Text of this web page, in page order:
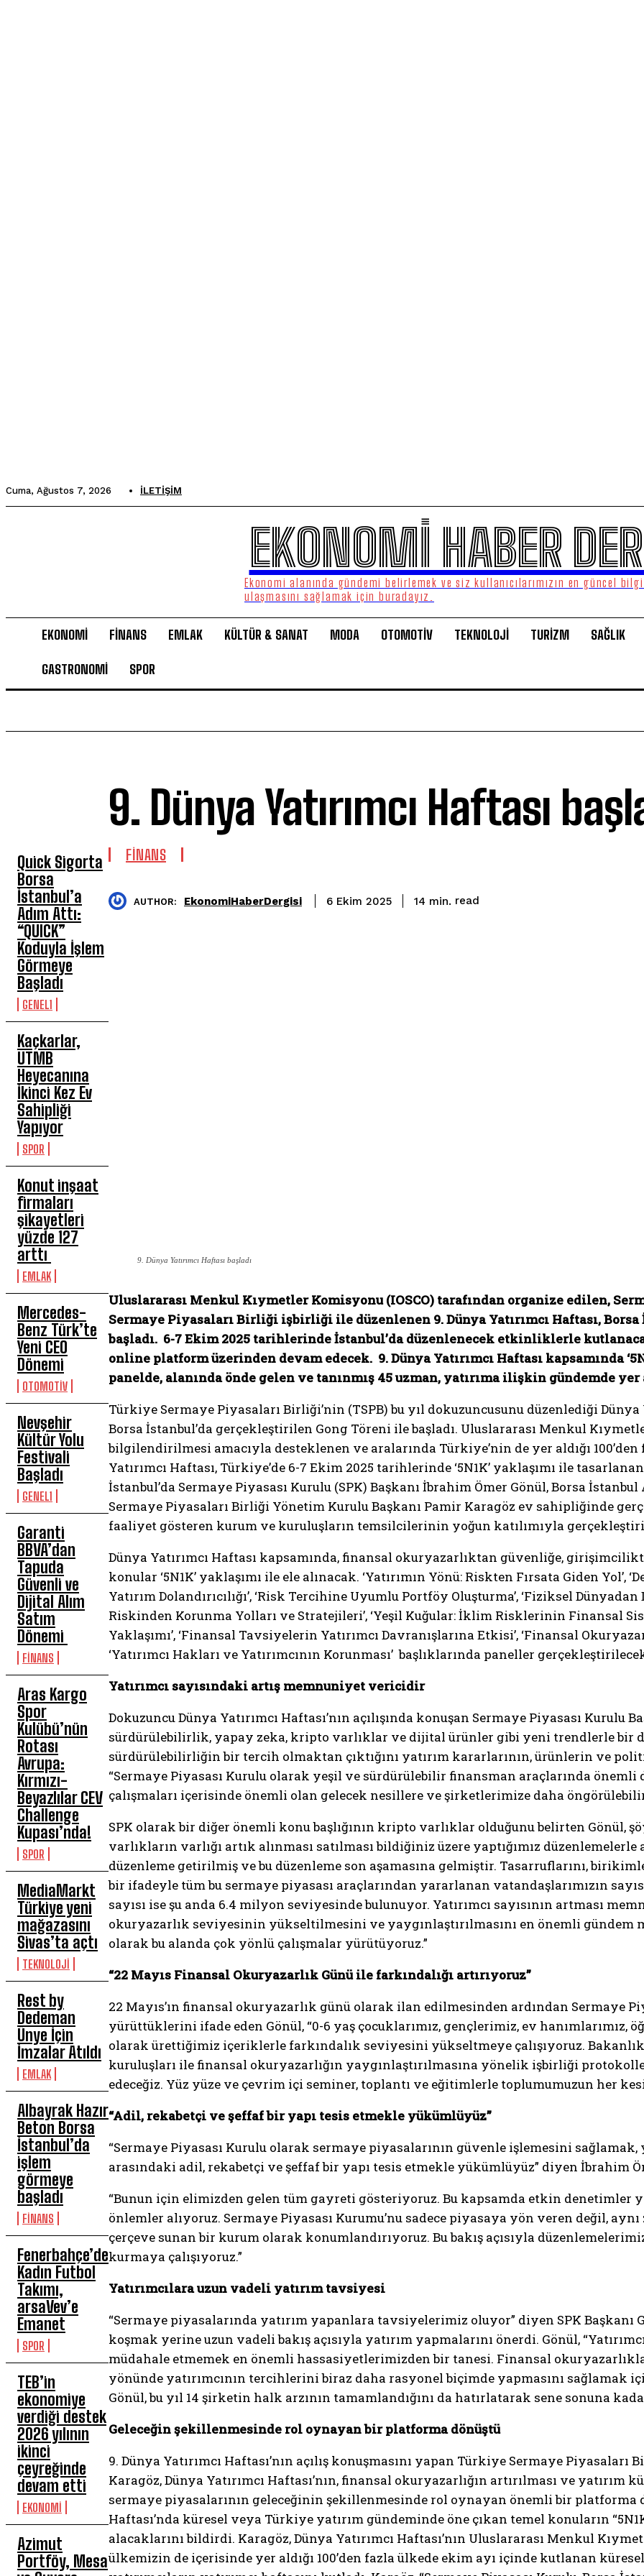
Cuma, Ağustos 7, 2026 İLETIŞIM
EKONOMİ HABER
Ekonomi alanında gündemi belirlemek ve siz kullanıcılarımızın en güncel
ulaşmasını sağlamak için buradayız.
EKONOMİ FİNANS EMLAK KÜLTÜR & SANAT MODA OTOMOTİV TEKNOLOJİ TURİZM SAĞLIK
GASTRONOMİ SPOR
Quick Sigorta
Borsa
İstanbul’a
Adım Attı:
“QUICK”
Koduyla İşlem
Görmeye
Başladı
GENEL1
Kaçkarlar,
UTMB
Heyecanına
İkinci Kez Ev
Sahipliği
Yapıyor
SPOR
Konut inşaat
firmaları
şikayetleri
yüzde 127
arttı
EMLAK
Mercedes-
Benz Türk’te
Yeni CEO
Dönemi
OTOMOTİV
Nevşehir
Kültür Yolu
Festivali
Başladı
GENEL1
Garanti
BBVA’dan
Tapuda
Güvenli ve
Dijital Alım
Satım
Dönemi
FİNANS
Aras Kargo
Spor
Kulübü’nün
Rotası
Avrupa:
Kırmızı-
Beyazlılar CEV
Challenge
Kupası’nda!
SPOR
MediaMarkt
Türkiye yeni
mağazasını
Sivas’ta açtı
TEKNOLOJİ
Rest by
Dedeman
Ünye İçin
İmzalar Atıldı
EMLAK
Albayrak Hazır
Beton Borsa
İstanbul’da
işlem
görmeye
başladı
FİNANS
Fenerbahçe’de
Kadın Futbol
Takımı,
arsaVev’e
Emanet
SPOR
TEB’in
ekonomiye
verdiği destek
2026 yılının
ikinci
çeyreğinde
devam etti
EKONOMİ
Azimut
Portföy, Mesa
9. Dünya Yatırımcı Haftası
FİNANS
AUTHOR: EkonomiHaberDergisi 6 Ekim 2025 14 min. read
9. Dünya Yatırımcı Haftası başladı
Uluslararası Menkul Kıymetler Komisyonu (IOSCO) tarafından organize edilen,
Sermaye Piyasaları Birliği işbirliği ile düzenlenen 9. Dünya Yatırımcı Haftası,
başladı. 6-7 Ekim 2025 tarihlerinde İstanbul’da düzenlenecek etkinliklerle kutlanacak
online platform üzerinden devam edecek. 9. Dünya Yatırımcı Haftası kapsamında
panelde, alanında önde gelen ve tanınmış 45 uzman, yatırıma ilişkin gündemde
Türkiye Sermaye Piyasaları Birliği’nin (TSPB) bu yıl dokuzuncusunu düzenlediği
Borsa İstanbul’da gerçekleştirilen Gong Töreni ile başladı. Uluslararası Menkul
bilgilendirilmesi amacıyla desteklenen ve aralarında Türkiye’nin de yer aldığı
Yatırımcı Haftası, Türkiye’de 6-7 Ekim 2025 tarihlerinde ‘5N1K’ yaklaşımı ile
İstanbul’da Sermaye Piyasası Kurulu (SPK) Başkanı İbrahim Ömer Gönül, Borsa
Sermaye Piyasaları Birliği Yönetim Kurulu Başkanı Pamir Karagöz ev sahipliğinde
faaliyet gösteren kurum ve kuruluşların temsilcilerinin yoğun katılımıyla
Dünya Yatırımcı Haftası kapsamında, finansal okuryazarlıktan güvenliğe,
konular ‘5N1K’ yaklaşımı ile ele alınacak. ‘Yatırımın Yönü: Riskten Fırsata Giden Yol’,
Yatırım Dolandırıcılığı’, ‘Risk Tercihine Uyumlu Portföy Oluşturma’, ‘Fiziksel
Riskinden Korunma Yolları ve Stratejileri’, ‘Yeşil Kuğular: İklim Risklerinin Finansal
Yaklaşımı’, ‘Finansal Tavsiyelerin Yatırımcı Davranışlarına Etkisi’, ‘Finansal
‘Yatırımcı Hakları ve Yatırımcının Korunması’ başlıklarında paneller
Yatırımcı sayısındaki artış memnuniyet vericidir
Dokuzuncu Dünya Yatırımcı Haftası’nın açılışında konuşan Sermaye Piyasası
sürdürülebilirlik, yapay zeka, kripto varlıklar ve dijital ürünler gibi yeni trendlerle bir
sürdürülebilirliğin bir tercih olmaktan çıktığını yatırım kararlarının, ürünlerin ve
“Sermaye Piyasası Kurulu olarak yeşil ve sürdürülebilir finansman araçlarında
çalışmaları içerisinde önemli olan gelecek nesillere ve şirketlerimize daha
SPK olarak bir diğer önemli konu başlığının kripto varlıklar olduğunu belirten Gönül,
varlıkların varlığı artık alınması satılması bildiğiniz üzere yaptığımız
düzenleme getirilmiş ve bu düzenleme son aşamasına gelmiştir. Tasarruflarını,
bir ifadeyle tüm bu sermaye piyasası araçlarından yararlanan vatandaşlarımızın
sayısı ise şu anda 6.4 milyon seviyesinde bulunuyor. Yatırımcı sayısının artması
okuryazarlık seviyesinin yükseltilmesini ve yaygınlaştırılmasını en önemli gündem
olarak bu alanda çok yönlü çalışmalar yürütüyoruz.”
“22 Mayıs Finansal Okuryazarlık Günü ile farkındalığı artırıyoruz”
22 Mayıs’ın finansal okuryazarlık günü olarak ilan edilmesinden ardından Sermaye
yürüttüklerini ifade eden Gönül, “0-6 yaş çocuklarımız, gençlerimiz, ev
olarak ürettiğimiz içeriklerle farkındalık seviyesini yükseltmeye çalışıyoruz.
kuruluşları ile finansal okuryazarlığın yaygınlaştırılmasına yönelik işbirliği
edeceğiz. Yüz yüze ve çevrim içi seminer, toplantı ve eğitimlerle toplumumuzun her
“Adil, rekabetçi ve şeffaf bir yapı tesis etmekle yükümlüyüz”
“Sermaye Piyasası Kurulu olarak sermaye piyasalarının güvenle işlemesini
arasındaki adil, rekabetçi ve şeffaf bir yapı tesis etmekle yükümlüyüz” diyen İbrahim
“Bunun için elimizden gelen tüm gayreti gösteriyoruz. Bu kapsamda etkin denetimler
önlemler alıyoruz. Sermaye Piyasası Kurumu’nu sadece piyasaya yön veren değil,
çerçeve sunan bir kurum olarak konumlandırıyoruz. Bu bakış açısıyla
kurmaya çalışıyoruz.”
Yatırımcılara uzun vadeli yatırım tavsiyesi
“Sermaye piyasalarında yatırım yapanlara tavsiyelerimiz oluyor” diyen SPK Başkanı
koşmak yerine uzun vadeli bakış açısıyla yatırım yapmalarını önerdi. Gönül,
müdahale etmemek en önemli hassasiyetlerimizden bir tanesi. Finansal
yönünde yatırımcının tercihlerini biraz daha rasyonel biçimde yapmasını sağlamak
Gönül, bu yıl 14 şirketin halk arzının tamamlandığını da hatırlatarak sene sonuna
Geleceğin şekillenmesinde rol oynayan bir platforma dönüştü
9. Dünya Yatırımcı Haftası’nın açılış konuşmasını yapan Türkiye Sermaye
Karagöz, Dünya Yatırımcı Haftası’nın, finansal okuryazarlığın artırılması ve
sermaye piyasalarının geleceğinin şekillenmesinde rol oynayan önemli bir platforma
Haftası’nda küresel veya Türkiye yatırım gündeminde öne çıkan temel konuların
alacaklarını bildirdi. Karagöz, Dünya Yatırımcı Haftası’nın Uluslararası Menkul
ülkemizin de içerisinde yer aldığı 100’den fazla ülkede ekim ayı içinde kutlanan